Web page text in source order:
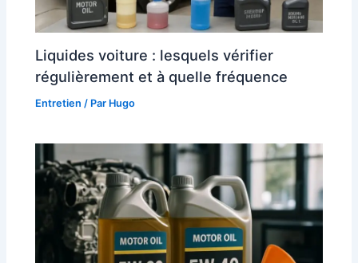
Liquides voiture : lesquels vérifier
régulièrement et à quelle fréquence
Entretien / Par Hugo